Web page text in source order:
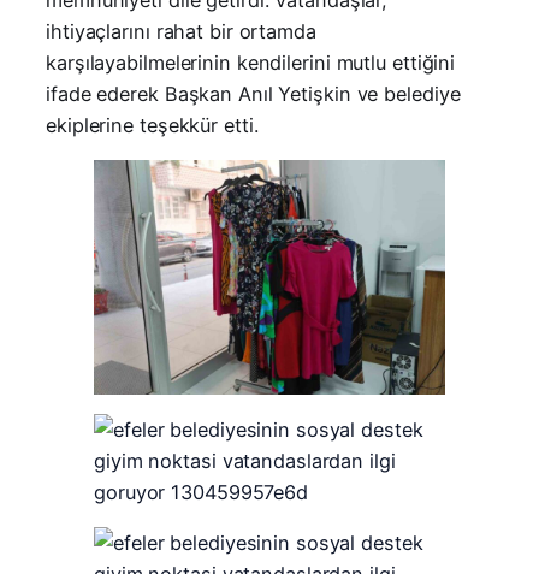
ihtiyaçlarını rahat bir ortamda
karşılayabilmelerinin kendilerini mutlu ettiğini
ifade ederek Başkan Anıl Yetişkin ve belediye
ekiplerine teşekkür etti.